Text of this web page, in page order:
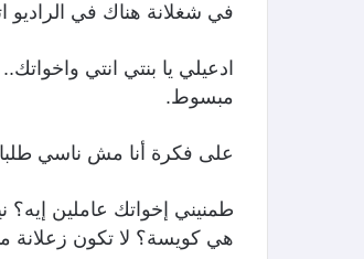
في شغلانة هناك في
ادعيلي يا بنتي انتي
مبسوط.
على فكرة أنا مش ناسي
طمنيني إخواتك عاملين
هي كويسة؟ لا تكون زعلانة